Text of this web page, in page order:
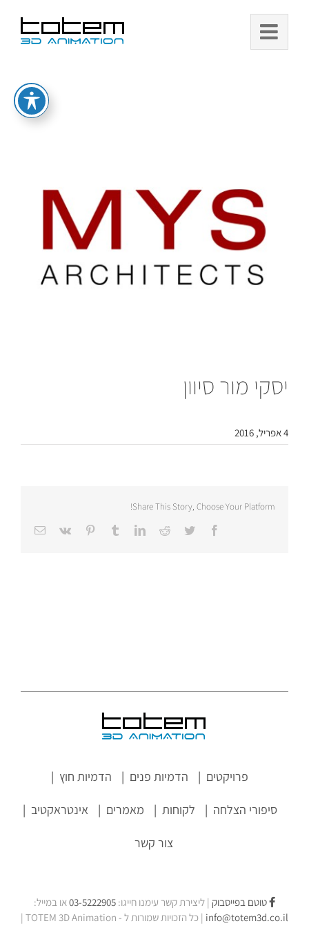
content
יסקי מור סיוון
4 אפריל, 2016
Share This Story, Choose Your Platform!
Facebook
Twitter
Reddit
LinkedIn
Tumblr
Pinterest
Vk
Email
פרויקטים הדמיות פנים הדמיות חוץ
סיפורי הצלחה לקוחות מאמרים אינטראקטיב
צור קשר
טוטם בפייסבוק | ליצירת קשר עימנו חייגו: 03-5222905או במייל:
info@totem3d.co.il | כל הזכויות שמורות ל - TOTEM 3D Animation
|